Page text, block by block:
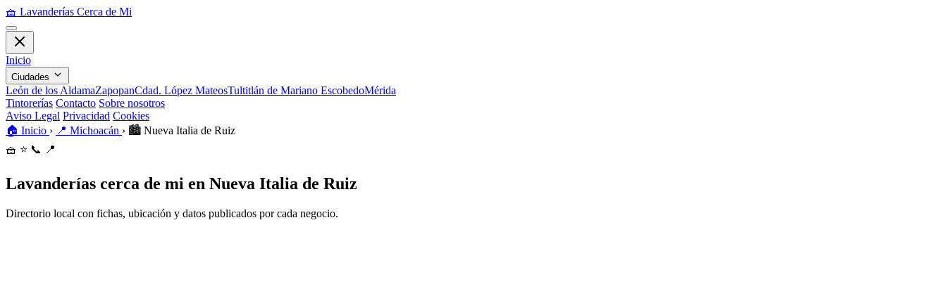
🧺 Lavanderías Cerca de Mi
Inicio
Ciudades
León de los AldamaZapopanCdad. López MateosTultitlán de Mariano EscobedoMérida
Tintorerías Contacto Sobre nosotros
Aviso Legal Privacidad Cookies
🏠 Inicio › 📍 Michoacán › 🏙️ Nueva Italia de Ruiz
🧺 ⭐ 📞 📍
Lavanderías cerca de mi en Nueva Italia de Ruiz
Directorio local con fichas, ubicación y datos publicados por cada negocio.